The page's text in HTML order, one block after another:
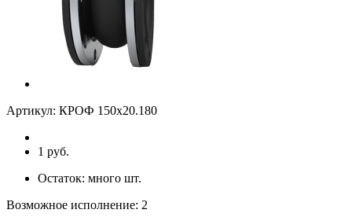
Артикул: КРОФ 150х20.180
1 руб.
Остаток: много шт.
Возможное исполнение: 2